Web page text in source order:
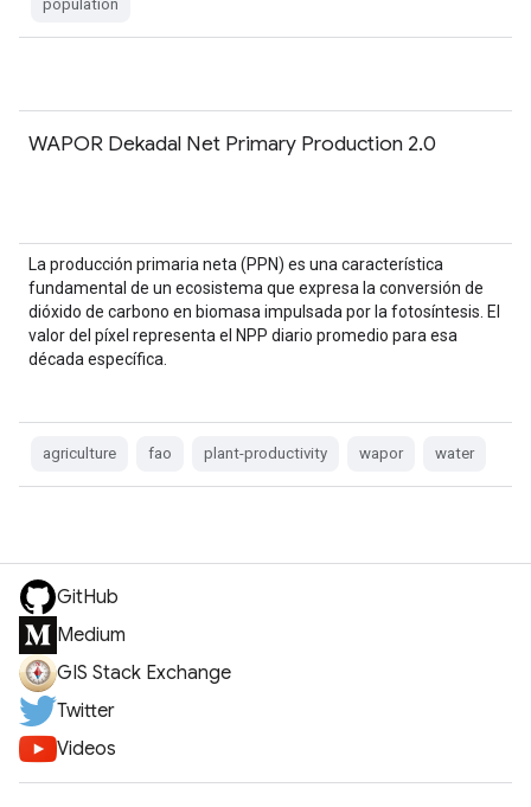
population
WAPOR Dekadal Net Primary Production 2.0
La producción primaria neta (PPN) es una característica
fundamental de un ecosistema que expresa la conversión de
dióxido de carbono en biomasa impulsada por la fotosíntesis. El
valor del píxel representa el NPP diario promedio para esa
década específica.
agriculture fao plant-productivity wapor water
GitHub
Medium
GIS Stack Exchange
Twitter
Videos